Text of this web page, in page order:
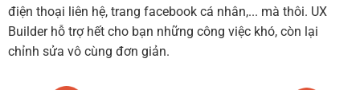
điện thoại liên hệ, trang facebook cá nhân,... mà thôi. UX
Builder hỗ trợ hết cho bạn những công việc khó, còn lại
chỉnh sửa vô cùng đơn giản.